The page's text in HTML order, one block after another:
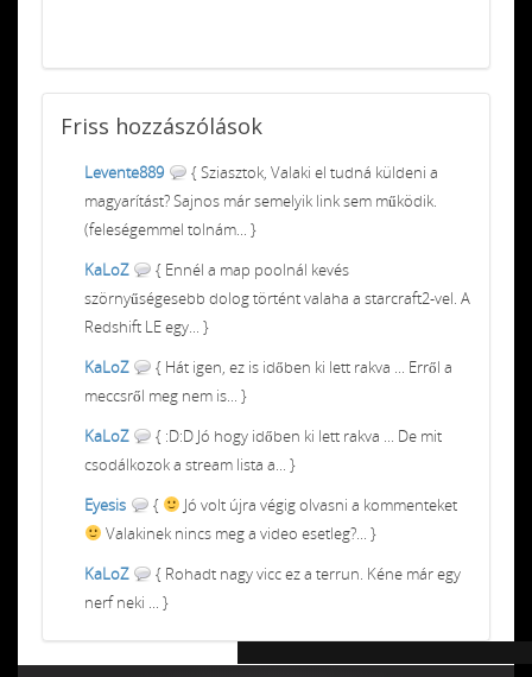
Friss hozzászólások
Levente889
{ Sziasztok, Valaki el tudná küldeni a
magyarítást? Sajnos már semelyik link sem működik.
(feleségemmel tolnám... }
KaLoZ
{ Ennél a map poolnál kevés
szörnyűségesebb dolog történt valaha a starcraft2-vel. A
Redshift LE egy... }
KaLoZ
{ Hát igen, ez is időben ki lett rakva ... Erről a
meccsről meg nem is... }
KaLoZ
{ :D:D Jó hogy időben ki lett rakva ... De mit
csodálkozok a stream lista a... }
Eyesis
{
Jó volt újra végig olvasni a kommenteket
Valakinek nincs meg a video esetleg?... }
KaLoZ
{ Rohadt nagy vicc ez a terrun. Kéne már egy
nerf neki ... }